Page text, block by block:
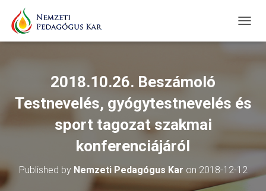
O
A
T
I
2018.10.26. Beszámoló
Testnevelés, gyógytestnevelés és
sport tagozat szakmai
konferenciájáról
Published by Nemzeti Pedagógus Kar on 2018-12-12